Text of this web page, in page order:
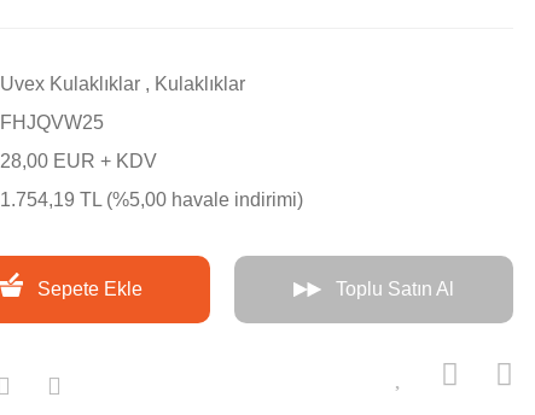
Uvex Kulaklıklar , Kulaklıklar
FHJQVW25
28,00 EUR + KDV
1.754,19 TL (%5,00 havale indirimi)
Sepete Ekle Toplu Satın Al